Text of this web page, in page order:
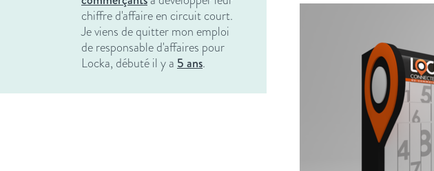
chiffre d'affaire en circuit court.
Je viens de quitter mon emploi
de responsable d'affaires pour
Locka, débuté il y a 5 ans.